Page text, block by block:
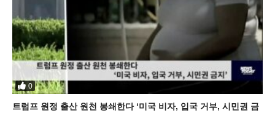
0
트럼프 원정 출산 원천 봉쇄한다 ‘미국 비자, 입국 거부, 시민권 금